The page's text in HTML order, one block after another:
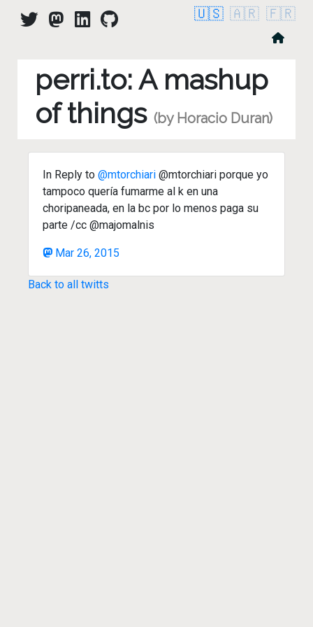
🇺🇸 🇦🇷 🇫🇷
perri.to: A mashup
of things (by Horacio Duran)
In Reply to @mtorchiari @mtorchiari porque yo
tampoco quería fumarme al k en una
choripaneada, en la bc por lo menos paga su
parte /cc @majomalnis
Mar 26, 2015
Back to all twitts